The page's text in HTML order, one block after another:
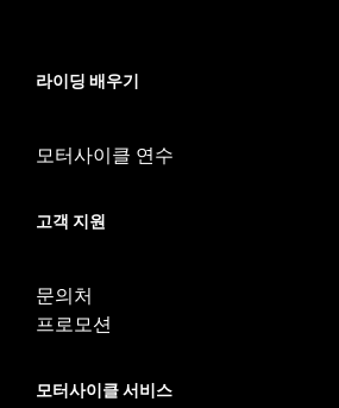
라이딩 배우기
모터사이클 연수
고객 지원
문의처
프로모션
모터사이클 서비스